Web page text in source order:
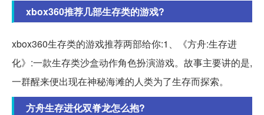
xbox360推荐几部生存类的游戏?
xbox360生存类的游戏推荐两部给你:1、《方舟:生存进
化》:一款生存类沙盒动作角色扮演游戏。故事主要讲的是,
一群醒来便出现在神秘海滩的人类为了生存而探索。
方舟生存进化双脊龙怎么抱?